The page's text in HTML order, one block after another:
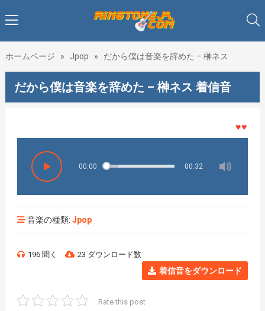
ホームページ » Jpop » だから僕は音楽を辞めた – 榊ネス
だから僕は音楽を辞めた – 榊ネス 着信音
♥♥♥着メ
00:00 00:32
音楽の種類: Jpop
196 聞く 23 ダウンロード数
着信音をダウンロード
Rate this post